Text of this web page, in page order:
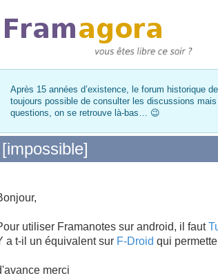
Après 15 années d’existence, le forum historique
toujours possible de consulter les discussions
questions, on se retrouve là-bas… 😉
utiliser Framanotes sur android, il faut
a t-il un équivalent sur F-Droid qui
merci